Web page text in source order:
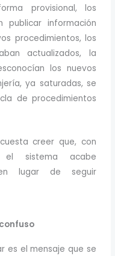
provisional, los
publicar información
procedimientos, los
actualizados, la
los nuevos
ya saturadas, se
de procedimientos
creer que, con
el sistema acabe
lugar de seguir
es el mensaje que se